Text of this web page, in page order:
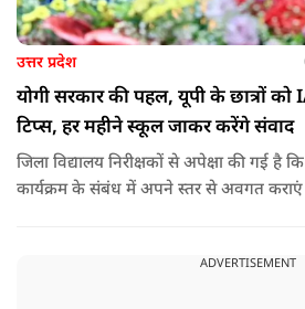
उत्तर प्रदेश
योगी सरकार की पहल, यूपी के छात्रों को
टिप्स, हर महीने स्कूल जाकर करेंगे संवाद
जिला विद्यालय निरीक्षकों से अपेक्षा की गई है
कार्यक्रम के संबंध में अपने स्तर से अवगत कराएं
मुख्य सचिव, माध्यमिक शिक्षा, पार्थ सारथी सेन
ADVERTISEMENT